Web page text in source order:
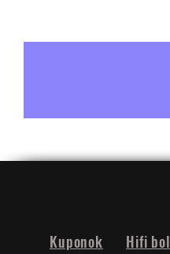
Hifi
Kuponok